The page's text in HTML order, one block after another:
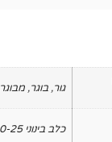
גור, בוגר, מבוגר
כלב בינוני 10-25 ק"ג